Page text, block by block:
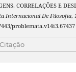
CORRELAÇÕES E
Internacional De Filosofia,
problemata.v14i3.67437